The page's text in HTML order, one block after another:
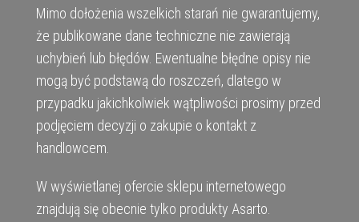
Mimo dołożenia wszelkich starań nie gwarantujemy,
że publikowane dane techniczne nie zawierają
uchybień lub błędów. Ewentualne błędne opisy nie
mogą być podstawą do roszczeń, dlatego w
przypadku jakichkolwiek wątpliwości prosimy przed
podjęciem decyzji o zakupie o kontakt z
handlowcem.
W wyświetlanej ofercie sklepu internetowego
znajdują się obecnie tylko produkty Asarto.